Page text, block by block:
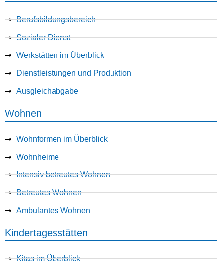
Berufsbildungsbereich
Sozialer Dienst
Werkstätten im Überblick
Dienstleistungen und Produktion
Ausgleichabgabe
Wohnen
Wohnformen im Überblick
Wohnheime
Intensiv betreutes Wohnen
Betreutes Wohnen
Ambulantes Wohnen
Kindertagesstätten
Kitas im Überblick